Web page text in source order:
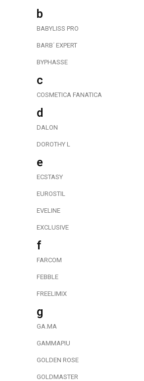
b
BABYLISS PRO
BARB΄ EXPERT
BYPHASSE
c
COSMETICA FANATICA
d
DALON
DOROTHY L
e
ECSTASY
EUROSTIL
EVELINE
EXCLUSIVE
f
FARCOM
FEBBLE
FREELIMIX
g
GA.MA
GAMMAPIU
GOLDEN ROSE
GOLDMASTER